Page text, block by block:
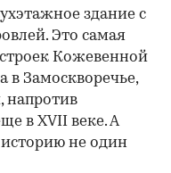
здание с
Это самая
Кожевенной
в Замоскворечье,
напротив
в XVII веке. А
историю не один